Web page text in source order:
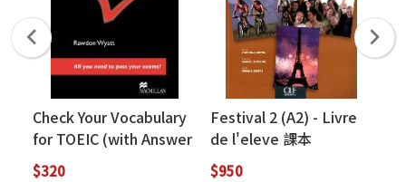
Check Your Vocabulary
for TOEIC (with Answer
Key) (絕版售完為止)
$320
Festival 2 (A2) - Livre
de l'eleve 課本
$950